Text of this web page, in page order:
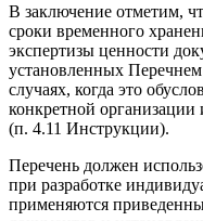
В заключение отметим,
сроки временного
экспертизы ценности
установленных Перечнем
случаях, когда это
конкретной организации
(п. 4.11 Инструкции).
Перечень должен
при разработке
применяются